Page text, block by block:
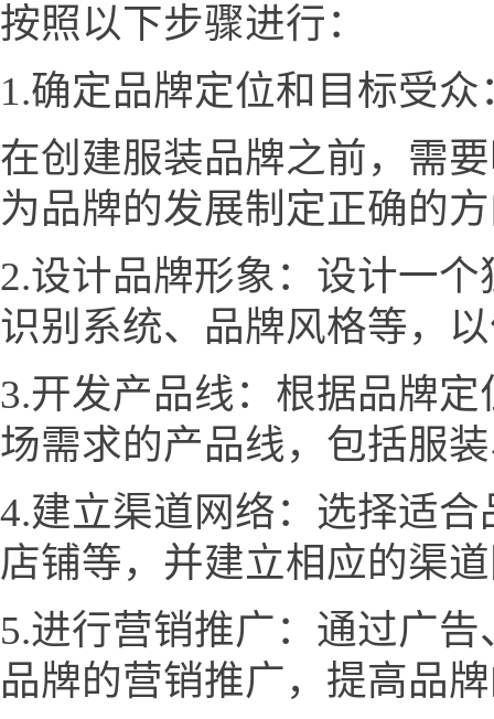
按照以下步骤进行：
1.确定品牌定位和目标受众
在创建服装品牌之前，需
为品牌的发展制定正确的
2.设计品牌形象：设计一
识别系统、品牌风格等，
3.开发产品线：根据品牌
场需求的产品线，包括服
4.建立渠道网络：选择适
店铺等，并建立相应的渠
5.进行营销推广：通过广
品牌的营销推广，提高品